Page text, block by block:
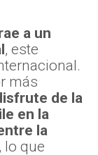
a un
, este
más
de la
en la
la
, lo que